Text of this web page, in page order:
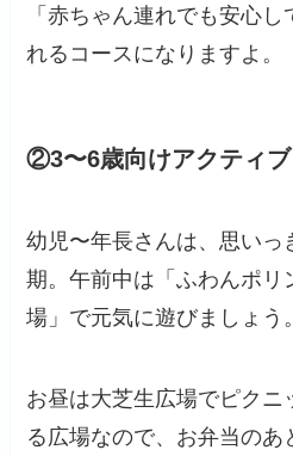
「赤ちゃん連れでも安心
れるコースになりますよ。
②3〜6歳向けアクティブ
幼児〜年長さんは、思いっ
期。午前中は「ふわんポリ
場」で元気に遊びましょう。
お昼は大芝生広場でピクニ
る広場なので、お弁当のあ